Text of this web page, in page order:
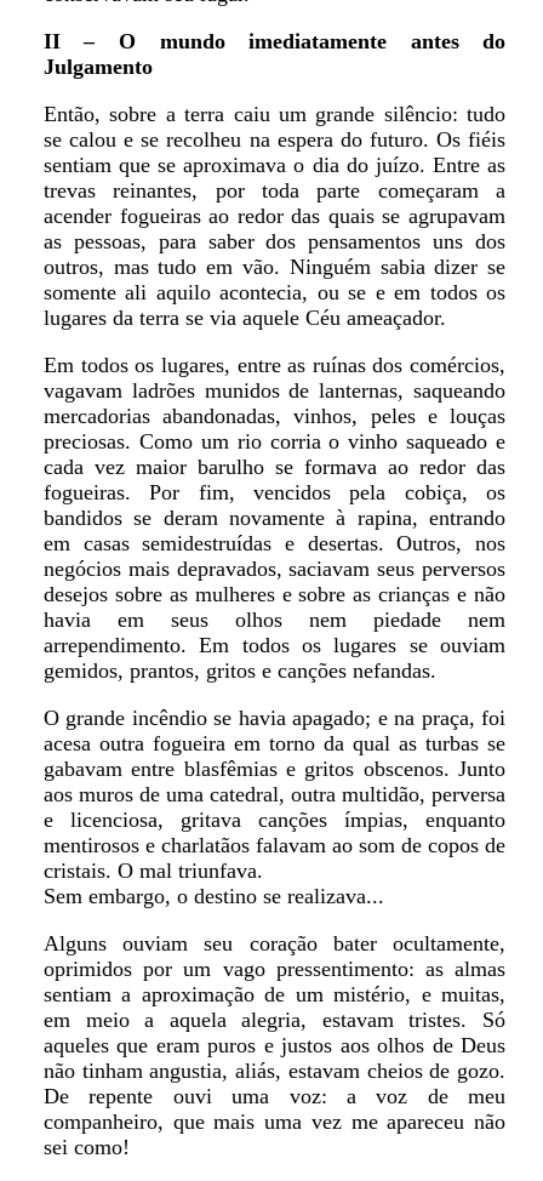
II – O mundo imediatamente antes do
Julgamento
Então, sobre a terra caiu um grande silêncio: tudo
se calou e se recolheu na espera do futuro. Os fiéis
sentiam que se aproximava o dia do juízo. Entre as
trevas reinantes, por toda parte começaram a
acender fogueiras ao redor das quais se agrupavam
as pessoas, para saber dos pensamentos uns dos
outros, mas tudo em vão. Ninguém sabia dizer se
somente ali aquilo acontecia, ou se e em todos os
lugares da terra se via aquele Céu ameaçador.
Em todos os lugares, entre as ruínas dos comércios,
vagavam ladrões munidos de lanternas, saqueando
mercadorias abandonadas, vinhos, peles e louças
preciosas. Como um rio corria o vinho saqueado e
cada vez maior barulho se formava ao redor das
fogueiras. Por fim, vencidos pela cobiça, os
bandidos se deram novamente à rapina, entrando
em casas semidestruídas e desertas. Outros, nos
negócios mais depravados, saciavam seus perversos
desejos sobre as mulheres e sobre as crianças e não
havia em seus olhos nem piedade nem
arrependimento. Em todos os lugares se ouviam
gemidos, prantos, gritos e canções nefandas.
O grande incêndio se havia apagado; e na praça, foi
acesa outra fogueira em torno da qual as turbas se
gabavam entre blasfêmias e gritos obscenos. Junto
aos muros de uma catedral, outra multidão, perversa
e licenciosa, gritava canções ímpias, enquanto
mentirosos e charlatãos falavam ao som de copos de
cristais. O mal triunfava.
Sem embargo, o destino se realizava...
Alguns ouviam seu coração bater ocultamente,
oprimidos por um vago pressentimento: as almas
sentiam a aproximação de um mistério, e muitas,
em meio a aquela alegria, estavam tristes. Só
aqueles que eram puros e justos aos olhos de Deus
não tinham angustia, aliás, estavam cheios de gozo.
De repente ouvi uma voz: a voz de meu
companheiro, que mais uma vez me apareceu não
sei como!